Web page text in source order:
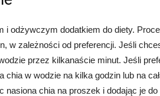
i odżywczym dodatkiem do diety.
w zależności od preferencji. Jeśli
przez kilkanaście minut. Jeśli
chia w wodzie na kilka godzin lub na
nasiona chia na proszek i dodając je